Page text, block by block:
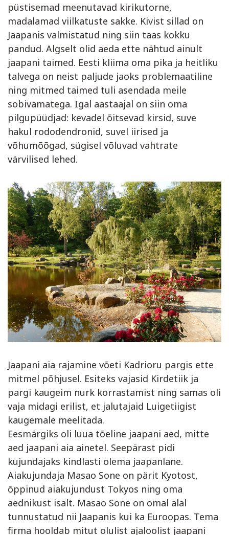
püstisemad meenutavad kirikutorne,
madalamad viilkatuste sakke. Kivist sillad on
Jaapanis valmistatud ning siin taas kokku
pandud. Algselt olid aeda ette nähtud ainult
jaapani taimed. Eesti kliima oma pika ja heitliku
talvega on neist paljude jaoks problemaatiline
ning mitmed taimed tuli asendada meile
sobivamatega. Igal aastaajal on siin oma
pilgupüüdjad: kevadel õitsevad kirsid, suve
hakul rododendronid, suvel iirised ja
võhumõõgad, sügisel võluvad vahtrate
värvilised lehed.
Jaapani aia rajamine võeti Kadrioru pargis ette
mitmel põhjusel. Esiteks vajasid Kirdetiik ja
pargi kaugeim nurk korrastamist ning samas oli
vaja midagi erilist, et jalutajaid Luigetiigist
kaugemale meelitada.
Eesmärgiks oli luua tõeline jaapani aed, mitte
aed jaapani aia ainetel. Seepärast pidi
kujundajaks kindlasti olema jaapanlane.
Aiakujundaja Masao Sone on pärit Kyotost,
õppinud aiakujundust Tokyos ning oma
aednikust isalt. Masao Sone on omal alal
tunnustatud nii Jaapanis kui ka Euroopas. Tema
firma hooldab mitut olulist ajaloolist jaapani